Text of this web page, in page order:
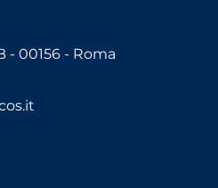
- 00156 - Roma